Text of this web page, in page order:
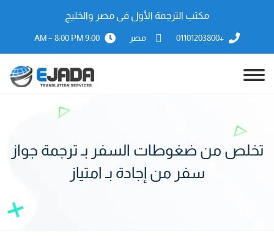
مكتب الترجمة الأول فى مصر والخليج
+01101203800 مصر 9:00 AM – 8:00 PM
تخلص من ضغوطات السفر بـ ترجمة جواز
سفر من إجادة بـ امتياز